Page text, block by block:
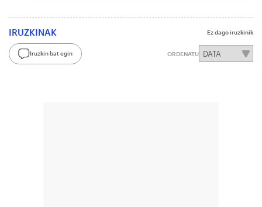
IRUZKINAK Ez dago iruzkinik
Iruzkin bat egin ORDENATU